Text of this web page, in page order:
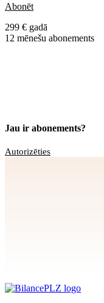
Abonēt
299 € gadā
12 mēnešu abonements
Jau ir abonements?
Autorizēties